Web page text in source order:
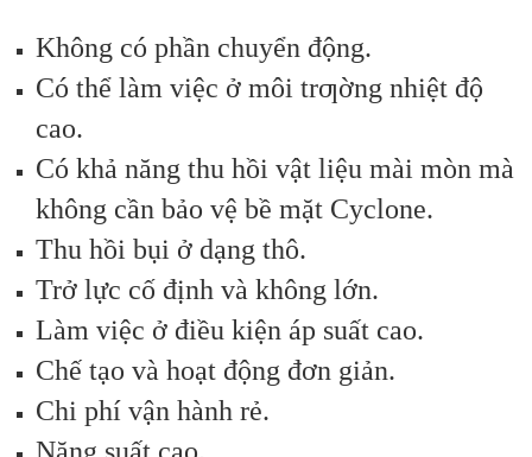
Không có phần chuyển động.
Có thể làm việc ở môi trƣờng nhiệt độ
cao.
Có khả năng thu hồi vật liệu mài mòn mà
không cần bảo vệ bề mặt Cyclone.
Thu hồi bụi ở dạng thô.
Trở lực cố định và không lớn.
Làm việc ở điều kiện áp suất cao.
Chế tạo và hoạt động đơn giản.
Chi phí vận hành rẻ.